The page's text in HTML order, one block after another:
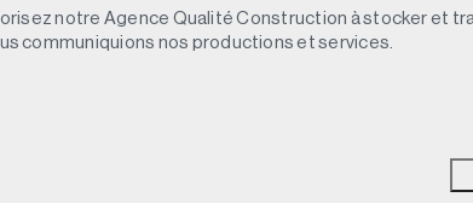
notre Agence Qualité Construction à stocker et
communiquions nos productions et services.